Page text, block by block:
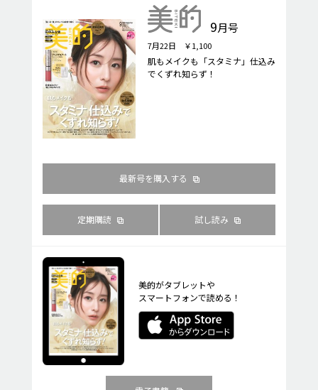
9月号
7月22日 ￥1,100
肌もメイクも「スタミナ」仕込み
でくずれ知らず！
最新号を購入する
定期購読 試し読み
美的がタブレットや
スマートフォンで読める！